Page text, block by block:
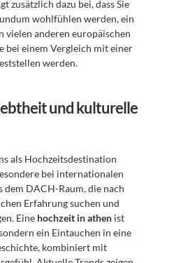
zusätzlich dazu bei, dass Sie
wohlfühlen werden, ein
vielen anderen europäischen
bei einem Vergleich mit einer
werden.
und kulturelle
als Hochzeitsdestination
bei internationalen
dem DACH-Raum, die nach
Erfahrung suchen und
Eine hochzeit in athen ist
ein Eintauchen in eine
kombiniert mit